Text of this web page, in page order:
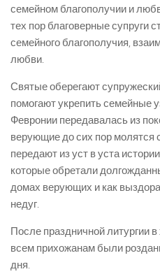
семейном благополучии и
тех пор благоверные супруги
семейного благополучия,
любви.
Святые оберегают
помогают укрепить семейные
Февронии передавалась из
верующие до сих пор молятся
передают из уст в уста
которые обретали
домах верующих и как
недуг.
После праздничной литургии
всем прихожанам были
дня.